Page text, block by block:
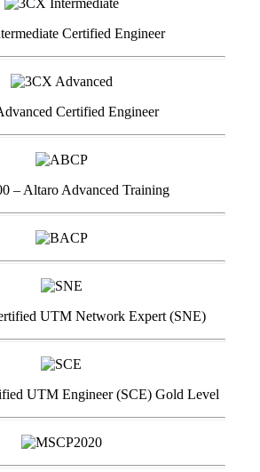
Certified Engineer
Certified Engineer
– Altaro Advanced Training
UTM Network Expert (SNE)
UTM Engineer (SCE) Gold Level